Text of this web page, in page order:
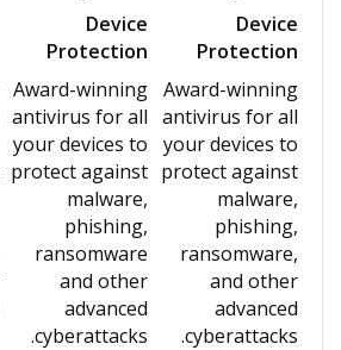
Device
Protection
Award-winning
antivirus for all
your devices to
protect against
malware,
phishing,
ransomware,
and other
advanced
cyberattacks.
Device
Protection
Award-winning
antivirus for all
your devices to
protect against
malware,
phishing,
ransomware
and other
advanced
cyberattacks.